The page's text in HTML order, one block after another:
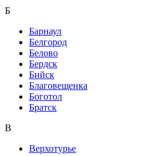
Б
Барнаул
Белгород
Белово
Бердск
Бийск
Благовещенка
Боготол
Братск
В
Верхотурье